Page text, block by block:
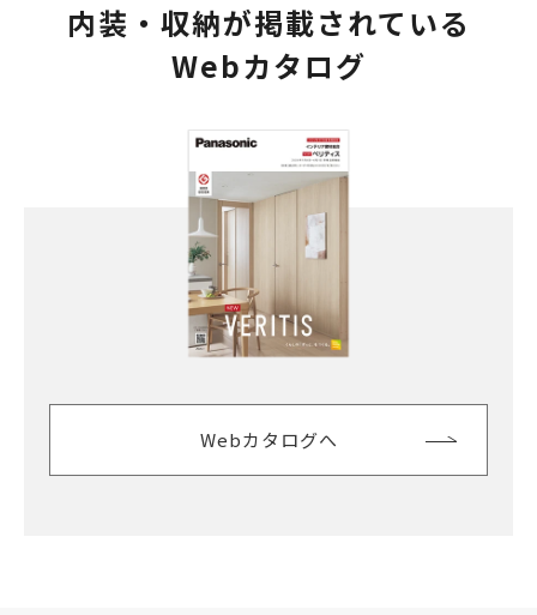
内装・収納が掲載されている
Webカタログ
Webカタログへ